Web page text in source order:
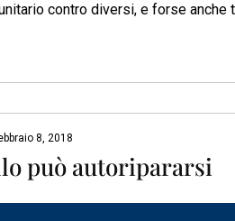
contro diversi, e forse anche
8, 2018
può autoripararsi